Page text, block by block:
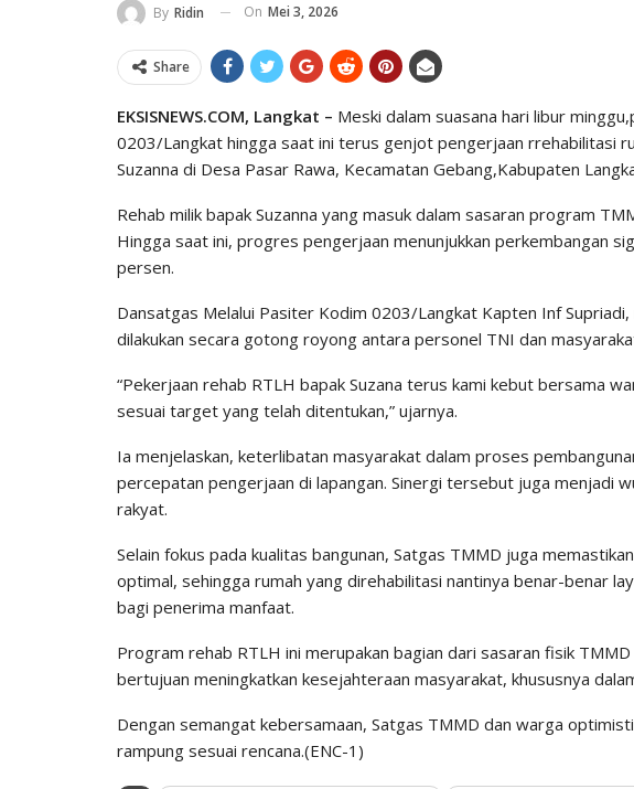
By Ridin On Mei 3, 2026
Share
EKSISNEWS.COM, Langkat – Meski dalam suasana hari libur
0203/Langkat hingga saat ini terus genjot pengerjaan rrehabilitasi
Suzanna di Desa Pasar Rawa, Kecamatan Gebang,Kabupaten
Rehab milik bapak Suzanna yang masuk dalam sasaran program
Hingga saat ini, progres pengerjaan menunjukkan perkembangan
persen.
Dansatgas Melalui Pasiter Kodim 0203/Langkat Kapten Inf
dilakukan secara gotong royong antara personel TNI dan
“Pekerjaan rehab RTLH bapak Suzana terus kami kebut bersama
sesuai target yang telah ditentukan,” ujarnya.
Ia menjelaskan, keterlibatan masyarakat dalam proses
percepatan pengerjaan di lapangan. Sinergi tersebut juga menjadi
rakyat.
Selain fokus pada kualitas bangunan, Satgas TMMD juga
optimal, sehingga rumah yang direhabilitasi nantinya benar-benar
bagi penerima manfaat.
Program rehab RTLH ini merupakan bagian dari sasaran fisik
bertujuan meningkatkan kesejahteraan masyarakat, khususnya
Dengan semangat kebersamaan, Satgas TMMD dan warga
rampung sesuai rencana.(ENC-1)